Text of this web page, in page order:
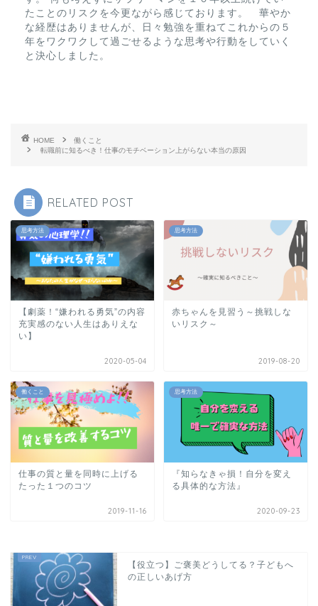
たことのリスクを今更ながら感じております。 華やか
な経歴はありませんが、日々勉強を重ねてこれからの５
年をワクワクして過ごせるような思考や行動をしていく
と決心しました。
HOME
働くこと
転職前に知るべき！仕事のモチベーション上がらない本当の原因
RELATED POST
思考方法
【劇薬！“嫌われる勇気”の内容
充実感のない人生はありえな
い】
2020-05-04
思考方法
赤ちゃんを見習う～挑戦しな
いリスク～
2019-08-20
働くこと
仕事の質と量を同時に上げる
たった１つのコツ
2019-11-16
思考方法
『知らなきゃ損！自分を変え
る具体的な方法』
2020-09-23
【役立つ】ご褒美どうしてる？子どもへ
の正しいあげ方